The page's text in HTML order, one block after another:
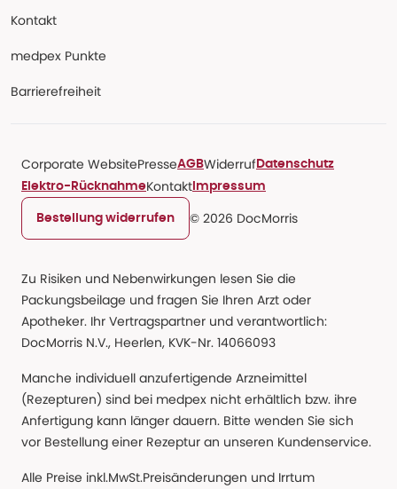
Kontakt
medpex Punkte
Barrierefreiheit
Corporate WebsitePresseAGBWiderruf Datenschutz
Elektro-RücknahmeKontakt Impressum
Bestellung widerrufen © 2026 DocMorris
Zu Risiken und Nebenwirkungen lesen Sie die
Packungsbeilage und fragen Sie Ihren Arzt oder
Apotheker. Ihr Vertragspartner und verantwortlich:
DocMorris N.V., Heerlen, KVK-Nr. 14066093
Manche individuell anzufertigende Arzneimittel
(Rezepturen) sind bei medpex nicht erhältlich bzw. ihre
Anfertigung kann länger dauern. Bitte wenden Sie sich
vor Bestellung einer Rezeptur an unseren Kundenservice.
Alle Preise inkl.MwSt.Preisänderungen und Irrtum